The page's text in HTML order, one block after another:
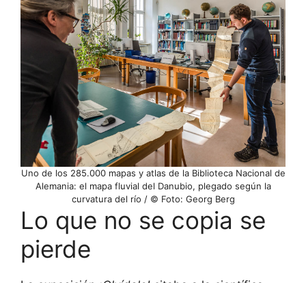
Uno de los 285.000 mapas y atlas de la Biblioteca Nacional de
Alemania: el mapa fluvial del Danubio, plegado según la
curvatura del río / © Foto: Georg Berg
Lo que no se copia se
pierde